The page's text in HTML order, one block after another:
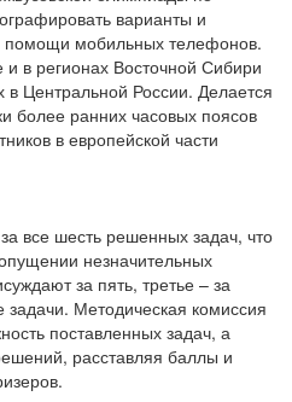
варианты и
помощи мобильных телефонов.
в регионах Восточной Сибири
Центральной России. Делается
более ранних часовых поясов
в европейской части
все шесть решенных задач, что
незначительных
за пять, третье – за
Методическая комиссия
поставленных задач, а
расставляя баллы и